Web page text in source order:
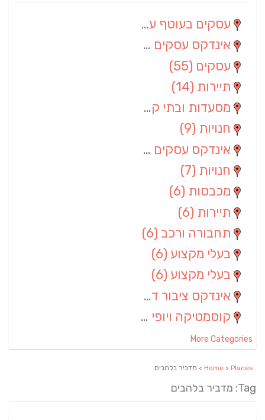
עסקים בעוטף עזה
אינדקס עסקים מרחבי
עסקים (55)
תיירות (14)
מסעדות ובתי קפה
חנויות (9)
אינדקס עסקים ארצי
חנויות (7)
מכבסות (6)
תיירות (6)
תחבורה ורכב (6)
בעלי מקצוע (6)
בעלי מקצוע (6)
אינדקס ציבור דתי
קוסמטיקה ויופי (4)
More Categories
Home > Places > מדביר בלהבים
Tag: מדביר בלהבים